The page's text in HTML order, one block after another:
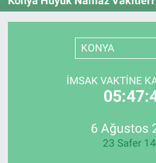
KONYA
İMSAK VAKTINE
6 Ağustos
23 Safer